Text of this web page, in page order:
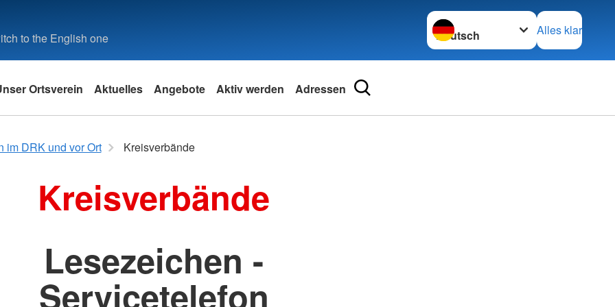
to the English one
Sprache wechseln zu
Alles klar
Ortsverein Aktuelles Angebote
Angebote des DRK
Aktiv werden Adressen
im DRK und vor Ort Kreisverbände
Kreisverbände
Lesezeichen -
Servicetelefon